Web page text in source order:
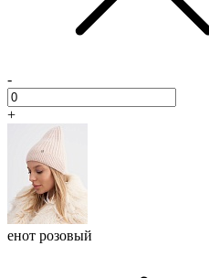
-
+
енот розовый